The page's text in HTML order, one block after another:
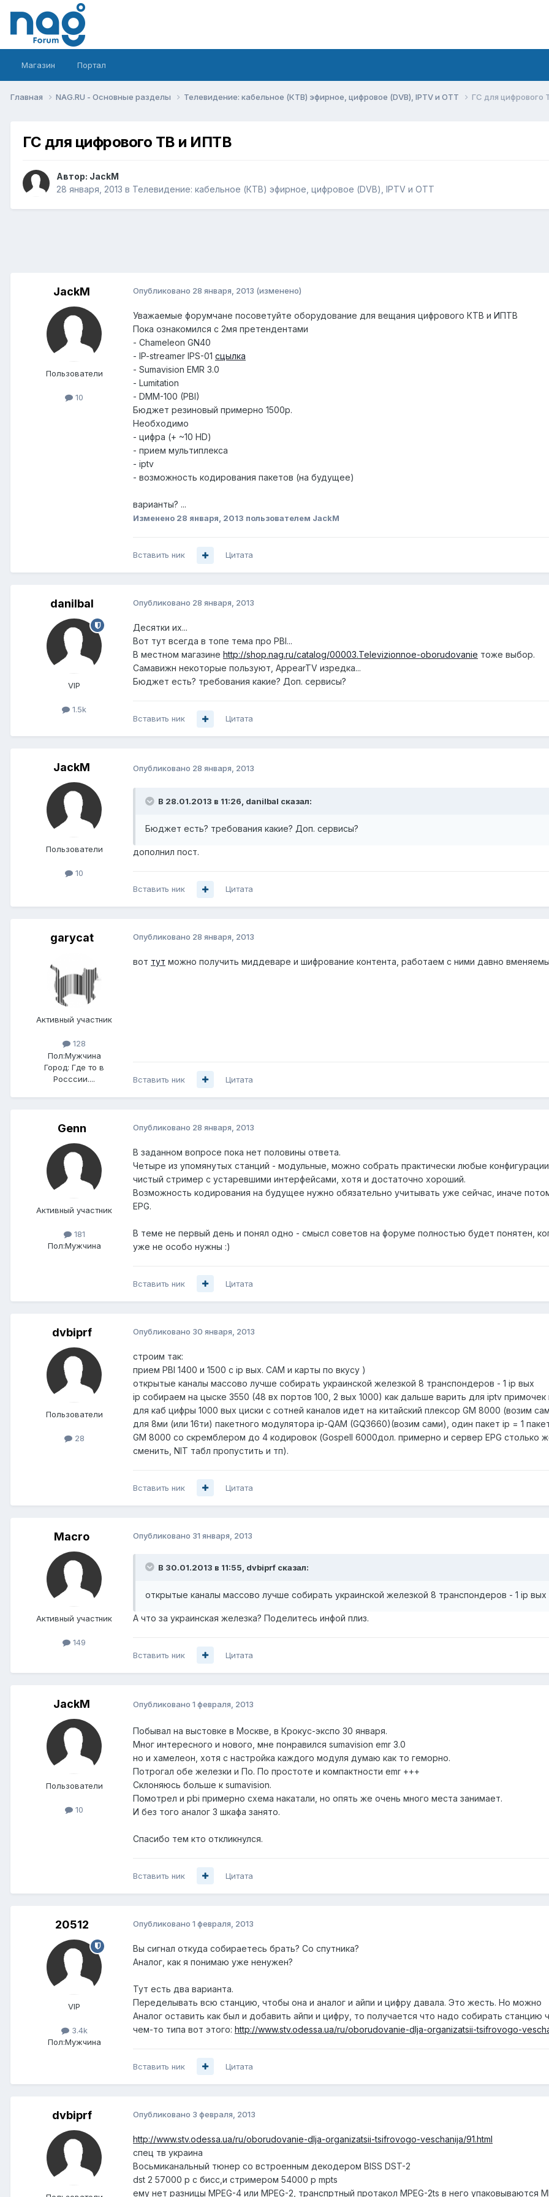
Магазин Портал
Главная NAG.RU - Основные разделы Телевидение: кабельное (КТВ) эфирное, цифровое (DVB), IPTV и OTT ГС для цифрового
ГС для цифрового ТВ и ИПТВ
Автор: JackM
28 января, 2013 в Телевидение: кабельное (КТВ) эфирное, цифровое (DVB), IPTV и OTT
JackM
Пользователи
10
Опубликовано 28 января, 2013 (изменено)
Уважаемые форумчане посоветуйте оборудование для вещания цифрового КТВ и ИПТВ
Пока ознакомился с 2мя претендентами
- Chameleon GN40
- IP-streamer IPS-01 сцылка
- Sumavision EMR 3.0
- Lumitation
- DMM-100 (PBI)
Бюджет резиновый примерно 1500р.
Необходимо
- цифра (+ ~10 HD)
- прием мультиплекса
- iptv
- возможность кодирования пакетов (на будущее)
варианты? ...
Изменено 28 января, 2013 пользователем JackM
Вставить ник Цитата
danilbal
VIP
1.5k
Опубликовано 28 января, 2013
Десятки их...
Вот тут всегда в топе тема про PBI...
В местном магазине http://shop.nag.ru/catalog/00003.Televizionnoe-oborudovanie тоже выбор.
Самавижн некоторые пользуют, AppearTV изредка...
Бюджет есть? требования какие? Доп. сервисы?
Вставить ник Цитата
JackM
Пользователи
10
Опубликовано 28 января, 2013
В 28.01.2013 в 11:26, danilbal сказал:
Бюджет есть? требования какие? Доп. сервисы?
дополнил пост.
Вставить ник Цитата
garycat
Активный участник
128
Пол:Мужчина
Город: Где то в
Росссии....
Опубликовано 28 января, 2013
вот тут можно получить миддеваре и шифрование контента, работаем с ними давно
Вставить ник Цитата
Genn
Активный участник
181
Пол:Мужчина
Опубликовано 28 января, 2013
В заданном вопросе пока нет половины ответа.
Четыре из упомянутых станций - модульные, можно собрать практически любые
чистый стример с устаревшими интерфейсами, хотя и достаточно хороший.
Возможность кодирования на будущее нужно обязательно учитывать уже сейчас, иначе
EPG.
В теме не первый день и понял одно - смысл советов на форуме полностью будет понятен,
уже не особо нужны :)
Вставить ник Цитата
dvbiprf
Пользователи
28
Опубликовано 30 января, 2013
строим так:
прием PBI 1400 и 1500 с ip вых. САМ и карты по вкусу )
открытые каналы массово лучше собирать украинской железкой 8 транспондеров - 1 ip вых
ip собираем на цыске 3550 (48 вх портов 100, 2 вых 1000) как дальше варить для iptv примочек
для каб цифры 1000 вых циски с сотней каналов идет на китайский плексор GM 8000 (возим
для 8ми (или 16ти) пакетного модулятора ip-QAM (GQ3660)(возим сами), один пакет ip = 1
GM 8000 со скремблером до 4 кодировок (Gospell 6000дол. примерно и сервер EPG столько
сменить, NIT табл пропустить и тп).
Вставить ник Цитата
Macro
Активный участник
149
Опубликовано 31 января, 2013
В 30.01.2013 в 11:55, dvbiprf сказал:
открытые каналы массово лучше собирать украинской железкой 8 транспондеров - 1 ip вых
А что за украинская железка? Поделитесь инфой плиз.
Вставить ник Цитата
JackM
Пользователи
10
Опубликовано 1 февраля, 2013
Побывал на выстовке в Москве, в Крокус-экспо 30 января.
Мног интересного и нового, мне понравился sumavision emr 3.0
но и хамелеон, хотя с настройка каждого модуля думаю как то геморно.
Потрогал обе железки и По. По простоте и компактности emr +++
Склоняюсь больше к sumavision.
Помотрел и pbi примерно схема накатали, но опять же очень много места занимает.
И без того аналог 3 шкафа занято.
Спасибо тем кто откликнулся.
Вставить ник Цитата
20512
VIP
3.4k
Пол:Мужчина
Опубликовано 1 февраля, 2013
Вы сигнал откуда собираетесь брать? Со спутника?
Аналог, как я понимаю уже ненужен?
Тут есть два варианта.
Переделывать всю станцию, чтобы она и аналог и айпи и цифру давала. Это жесть. Но можно
Аналог оставить как был и добавить айпи и цифру, то получается что надо собирать станцию
чем-то типа вот этого: http://www.stv.odessa.ua/ru/oborudovanie-dlja-organizatsii-tsifrovogo-
Вставить ник Цитата
dvbiprf Опубликовано 3 февраля, 2013
http://www.stv.odessa.ua/ru/oborudovanie-dlja-organizatsii-tsifrovogo-veschanija/91.html
спец тв украина
Восьмиканальный тюнер со встроенным декодером BISS DST-2
dst 2 57000 р с бисс,и стримером 54000 р mpts
ему нет разницы MPEG-4 или MPEG-2, транспртный протакол MPEG-2ts в него упаковываются